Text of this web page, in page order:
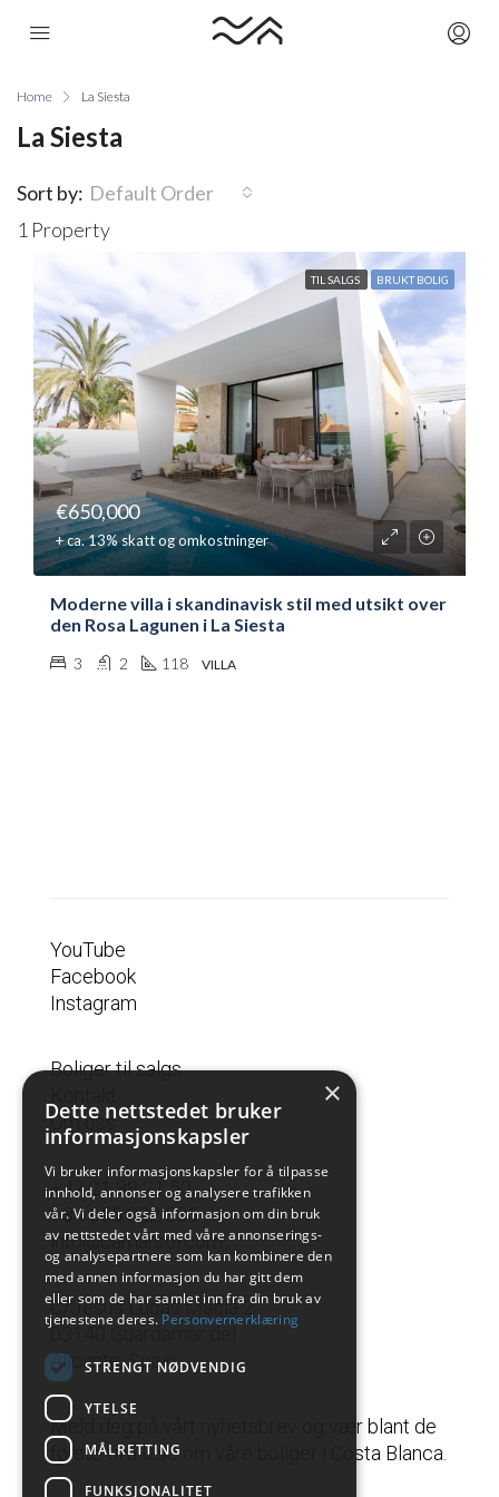
Home La Siesta
La Siesta
1 Property
Sort by: Default Order
TIL SALGS BRUKT BOLIG
€650,000
+ ca. 13% skatt og omkostninger
Moderne villa i skandinavisk stil med utsikt over
den Rosa Lagunen i La Siesta
3 2 118 VILLA
YouTube
Facebook
Instagram
Boliger til salgs
Om oss
+47 21 38 21 50
+34 665 822 336
info@camarsol.com
C/Jesus Lucas Macia 2
03140 Guardamar del
Alicante, Spain
Meld deg på vårt nyhetsbrev og vær blant de
første til å lese om våre boliger i Costa Blanca.
×
Dette nettstedet bruker
informasjonskapsler
Vi bruker informasjonskapsler for å tilpasse
innhold, annonser og analysere trafikken
vår. Vi deler også informasjon om din bruk
av nettstedet vårt med våre annonserings-
og analysepartnere som kan kombinere den
med annen informasjon du har gitt dem
eller som de har samlet inn fra din bruk av
tjenestene deres. Personvernerklæring
STRENGT NØDVENDIG
YTELSE
MÅLRETTING
FUNKSJONALITET